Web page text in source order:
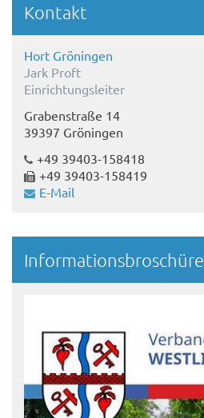
Kontakt
Hort Gröningen
Jark Proft
Einrichtungsleiter
Grabenstraße 14
39397 Gröningen
+49 39403-158418
+49 39403-158419
E-Mail
Informationsbroschüre